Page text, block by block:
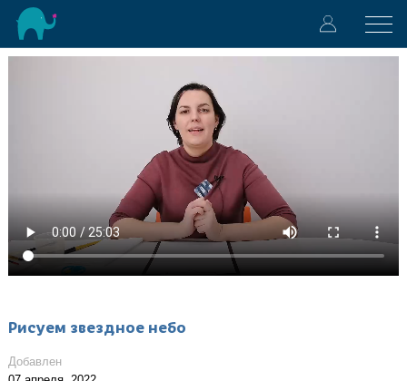
Рисуем звездное небо
Добавлен